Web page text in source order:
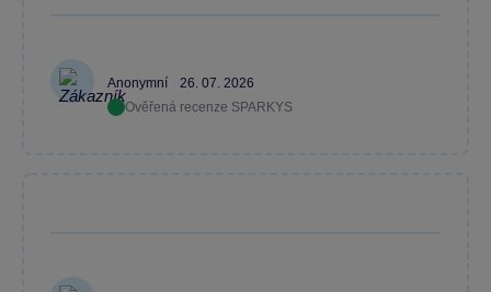
Anonymní
26. 07. 2026
Ověřená recenze SPARKYS